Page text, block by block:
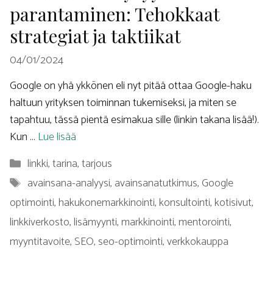
parantaminen: Tehokkaat
strategiat ja taktiikat
04/01/2024
Google on yhä ykkönen eli nyt pitää ottaa Google-haku
haltuun yrityksen toiminnan tukemiseksi, ja miten se
tapahtuu, tässä pientä esimakua sille (linkin takana lisää!).
Kun … Lue lisää
Kategoriat
linkki,tarina,tarjous
Avainsanat
avainsana-analyysi, avainsanatutkimus, Google
optimointi,hakukonemarkkinointi,konsultointi,kotisivut,
linkkiverkosto,lisämyynti,markkinointi,mentorointi,
myyntitavoite, SEO, seo-optimointi,verkkokauppa